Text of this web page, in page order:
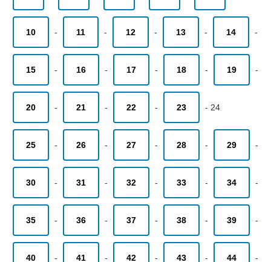
10 - 11 - 12 - 13 - 14 -
15 - 16 - 17 - 18 - 19 -
20 - 21 - 22 - 23 - 24
25 - 26 - 27 - 28 - 29 -
30 - 31 - 32 - 33 - 34 -
35 - 36 - 37 - 38 - 39 -
40 - 41 - 42 - 43 - 44 -